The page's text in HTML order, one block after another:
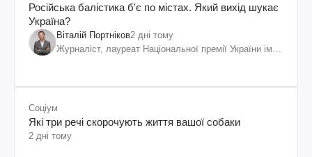
Російська балістика б'є по містах. Який вихід шукає
Україна?
Віталій Портніков2 дні тому
Журналіст, лауреат Національної премії України ім.
Соціум
Які три речі скорочують життя вашої собаки
2 дні тому